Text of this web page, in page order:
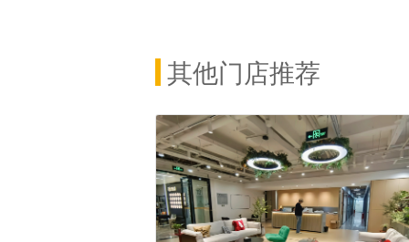
其他门店推荐